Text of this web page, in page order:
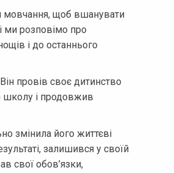
мовчання, щоб вшанувати
ми розповімо про
і до останнього
провів своє дитинство
школу і продовжив
змінила його життєві
залишився у своїй
свої обов’язки,